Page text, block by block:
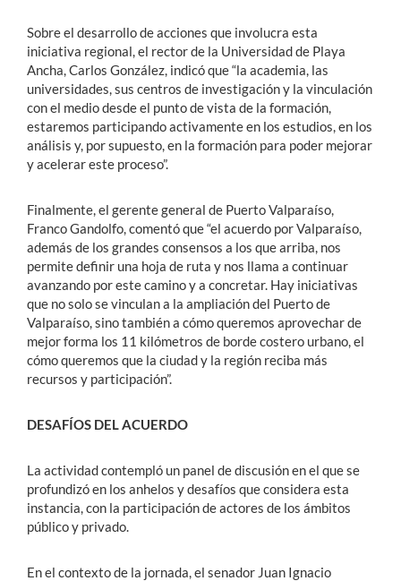
Sobre el desarrollo de acciones que involucra esta
iniciativa regional, el rector de la Universidad de Playa
Ancha, Carlos González, indicó que “la academia, las
universidades, sus centros de investigación y la vinculación
con el medio desde el punto de vista de la formación,
estaremos participando activamente en los estudios, en los
análisis y, por supuesto, en la formación para poder mejorar
y acelerar este proceso”.
Finalmente, el gerente general de Puerto Valparaíso,
Franco Gandolfo, comentó que “el acuerdo por Valparaíso,
además de los grandes consensos a los que arriba, nos
permite definir una hoja de ruta y nos llama a continuar
avanzando por este camino y a concretar. Hay iniciativas
que no solo se vinculan a la ampliación del Puerto de
Valparaíso, sino también a cómo queremos aprovechar de
mejor forma los 11 kilómetros de borde costero urbano, el
cómo queremos que la ciudad y la región reciba más
recursos y participación”.
DESAFÍOS DEL ACUERDO
La actividad contempló un panel de discusión en el que se
profundizó en los anhelos y desafíos que considera esta
instancia, con la participación de actores de los ámbitos
público y privado.
En el contexto de la jornada, el senador Juan Ignacio